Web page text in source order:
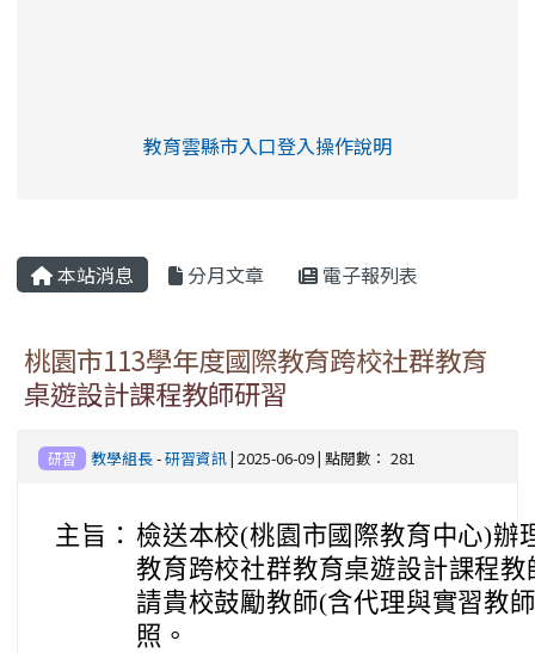
link to https://eliteracy.edu.tw/Shorts/
教育雲縣市入口登入操作說明
本站消息 分月文章 電子報列表
桃園市113學年度國際教育跨校社群教育
桌遊設計課程教師研習
研習 教學組長-研習資訊| 2025-06-09 | 點閱數： 281
主旨： 檢送本校(桃園市國際教育中心)辦
教育跨校社群教育桌遊設計課程
請貴校鼓勵教師(含代理與實習教
照。